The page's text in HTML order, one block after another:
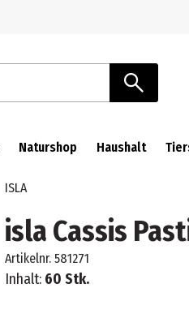
Naturshop Haushalt
ISLA
isla Cassis
Artikelnr. 581271
Inhalt: 60 Stk.